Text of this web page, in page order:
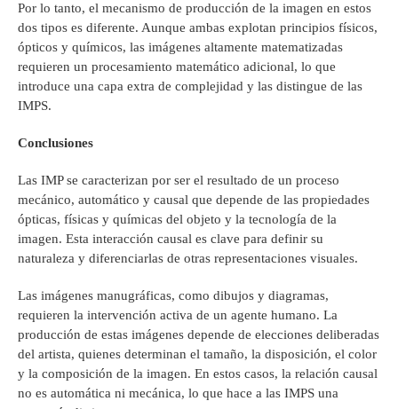
Por lo tanto, el mecanismo de producción de la imagen en estos
dos tipos es diferente. Aunque ambas explotan principios físicos,
ópticos y químicos, las imágenes altamente matematizadas
requieren un procesamiento matemático adicional, lo que
introduce una capa extra de complejidad y las distingue de las
IMPS.
Conclusiones
Las IMP se caracterizan por ser el resultado de un proceso
mecánico, automático y causal que depende de las propiedades
ópticas, físicas y químicas del objeto y la tecnología de la
imagen. Esta interacción causal es clave para definir su
naturaleza y diferenciarlas de otras representaciones visuales.
Las imágenes manugráficas, como dibujos y diagramas,
requieren la intervención activa de un agente humano. La
producción de estas imágenes depende de elecciones deliberadas
del artista, quienes determinan el tamaño, la disposición, el color
y la composición de la imagen. En estos casos, la relación causal
no es automática ni mecánica, lo que hace a las IMPS una